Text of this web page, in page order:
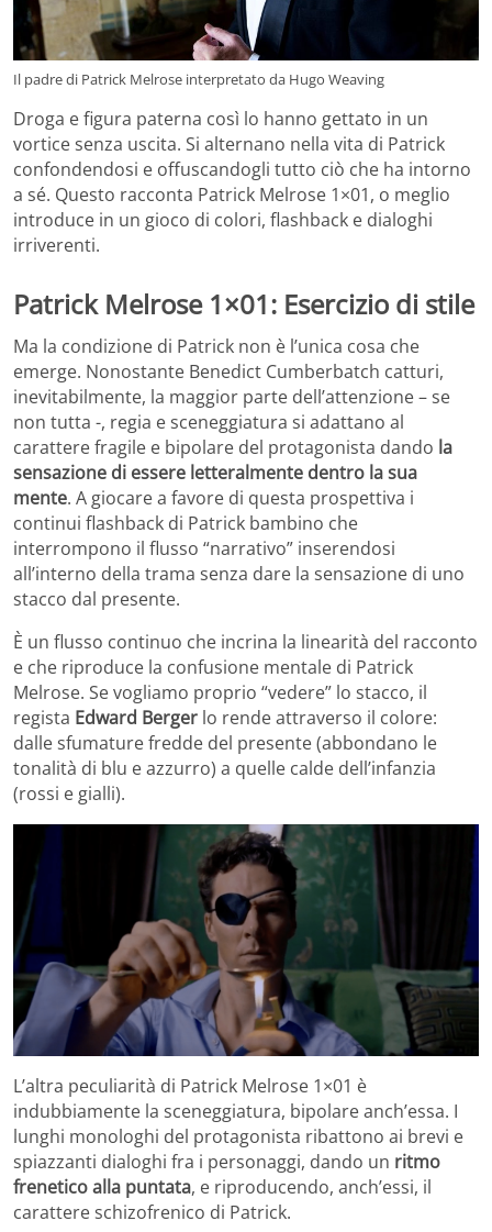
Il padre di Patrick Melrose interpretato da Hugo Weaving
Droga e figura paterna così lo hanno gettato in un
vortice senza uscita. Si alternano nella vita di Patrick
confondendosi e offuscandogli tutto ciò che ha intorno
a sé. Questo racconta Patrick Melrose 1×01, o meglio
introduce in un gioco di colori, flashback e dialoghi
irriverenti.
Patrick Melrose 1×01: Esercizio di stile
Ma la condizione di Patrick non è l’unica cosa che
emerge. Nonostante Benedict Cumberbatch catturi,
inevitabilmente, la maggior parte dell’attenzione – se
non tutta -, regia e sceneggiatura si adattano al
carattere fragile e bipolare del protagonista dando la
sensazione di essere letteralmente dentro la sua
mente. A giocare a favore di questa prospettiva i
continui flashback di Patrick bambino che
interrompono il flusso “narrativo” inserendosi
all’interno della trama senza dare la sensazione di uno
stacco dal presente.
È un flusso continuo che incrina la linearità del racconto
e che riproduce la confusione mentale di Patrick
Melrose. Se vogliamo proprio “vedere” lo stacco, il
regista Edward Berger lo rende attraverso il colore:
dalle sfumature fredde del presente (abbondano le
tonalità di blu e azzurro) a quelle calde dell’infanzia
(rossi e gialli).
L’altra peculiarità di Patrick Melrose 1×01 è
indubbiamente la sceneggiatura, bipolare anch’essa. I
lunghi monologhi del protagonista ribattono ai brevi e
spiazzanti dialoghi fra i personaggi, dando un ritmo
frenetico alla puntata, e riproducendo, anch’essi, il
carattere schizofrenico di Patrick.